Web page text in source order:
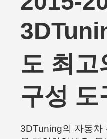
도 최고
구성 도
3DTuning의 자동차